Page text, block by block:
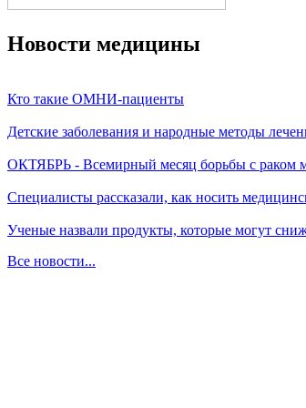
Новости медицины
Кто такие ОМНИ-пациенты
Детские заболевания и народные методы
ОКТЯБРЬ - Всемирный месяц борьбы с раком
Специалисты рассказали, как носить
Ученые назвали продукты, которые могут
Все новости...